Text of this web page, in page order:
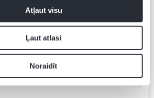
Atļaut visu
Ļaut atlasi
Noraidīt
this post on Instagram